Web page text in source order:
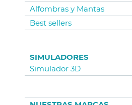
Alfombras y Mantas
Best sellers
SIMULADORES
Simulador 3D